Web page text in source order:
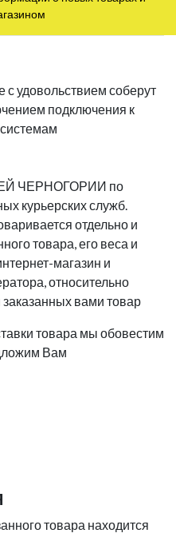
удовольствием соберут
подключения к
ЧЕРНОГОРИИ по
курьерских служб.
отдельно и
товара, его веса и
магазин и
относительно
заказанных вами товар
товара мы обовестим
Вам
товара находится